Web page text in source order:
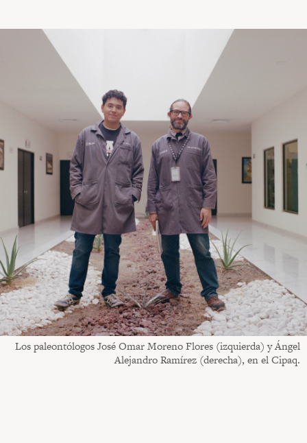
Los paleontólogos José Omar Moreno Flores (izquierda) y Ángel
Alejandro Ramírez (derecha), en el Cipaq.